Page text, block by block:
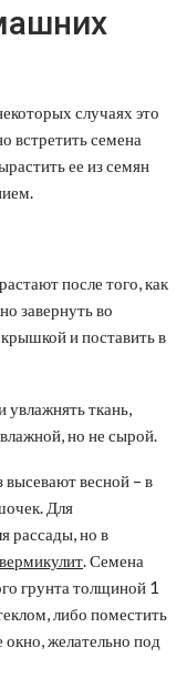
случаях это
встретить семена
ее из семян
после того, как
завернуть во
и поставить в
ткань,
но не сырой.
весной – в
Для
рассады, но в
вермикулит. Семена
грунта толщиной 1
либо поместить
желательно под